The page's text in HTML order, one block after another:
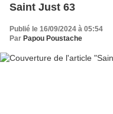
Saint Just 63
Publié le 16/09/2024 à 05:54
Par Papou Poustache